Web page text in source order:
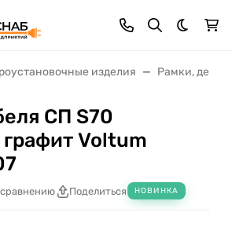
Темная
изделия Рамки,
СП S70
Voltum
Поделиться НОВИНКА